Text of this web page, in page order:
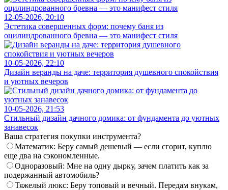
12-05-2026, 20:10
Эстетика совершенных форм: почему баня из
оцилиндрованного бревна — это манифест стиля
10-05-2026, 22:10
Дизайн веранды на даче: территория душевного спокойствия
и уютных вечеров
10-05-2026, 21:53
Стильный дизайн дачного домика: от фундамента до уютных
занавесок
Ваша стратегия покупки инструмента?
Математик: Беру самый дешевый — если сгорит, куплю
еще два на сэкономленные.
Одноразовый: Мне на одну дырку, зачем платить как за
подержанный автомобиль?
Тяжелый люкс: Беру топовый и вечный. Передам внукам,